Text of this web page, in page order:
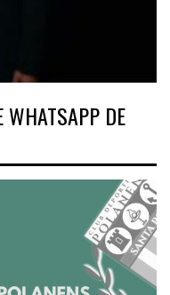
WHATSAPP DE